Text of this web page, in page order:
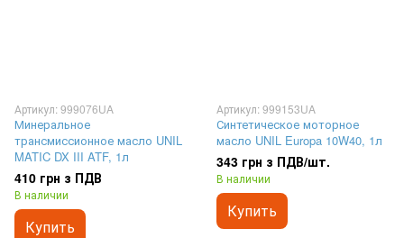
Артикул: 999076UA
Минеральное
трансмиссионное масло UNIL
MATIC DX III ATF, 1л
410 грн з ПДВ
В наличии
Купить
Артикул: 999153UA
Синтетическое моторное
масло UNIL Europa 10W40, 1л
343 грн з ПДВ/шт.
В наличии
Купить